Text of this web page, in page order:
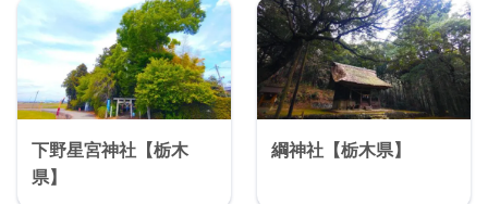
下野星宮神社【栃木
県】
綱神社【栃木県】